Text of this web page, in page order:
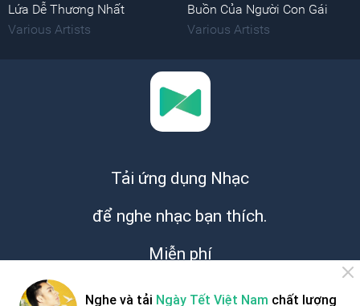
Lứa Dễ Thương Nhất
Various Artists
Buồn Của Người Con Gái
Various Artists
Tải ứng dụng Nhạc
để nghe nhạc bạn thích.
Miễn phí
Nghe và tải Ngày Tết Việt Nam chất lượng